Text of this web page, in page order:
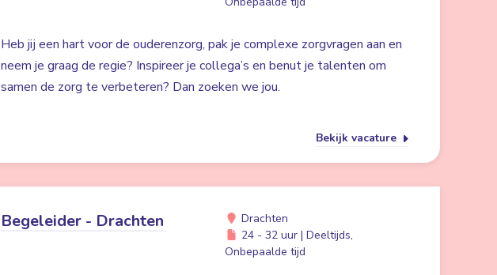
Heb jij een hart voor de ouderenzorg, pak je complexe zorgvragen aan en
neem je graag de regie? Inspireer je collega’s en benut je talenten om
samen de zorg te verbeteren? Dan zoeken we jou.
Bekijk vacature
Begeleider - Drachten
Drachten
24 - 32 uur | Deeltijds,
Onbepaalde tijd